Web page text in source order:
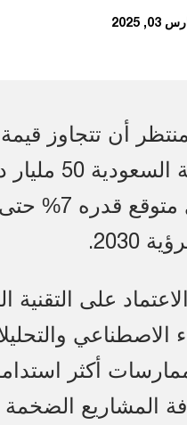
03, 2025
أن تتجاوز
2030.
على التقنية
الاصطناعي
أكثر
المشاريع